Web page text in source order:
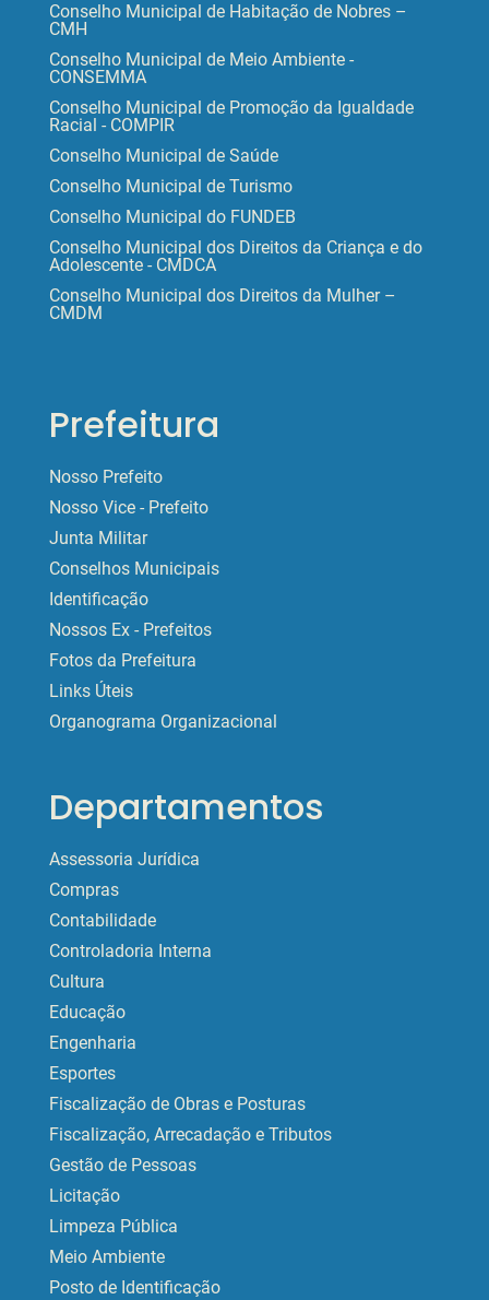
Conselho Municipal de Habitação de Nobres –
CMH
Conselho Municipal de Meio Ambiente -
CONSEMMA
Conselho Municipal de Promoção da Igualdade
Racial - COMPIR
Conselho Municipal de Saúde
Conselho Municipal de Turismo
Conselho Municipal do FUNDEB
Conselho Municipal dos Direitos da Criança e do
Adolescente - CMDCA
Conselho Municipal dos Direitos da Mulher –
CMDM
Prefeitura
Nosso Prefeito
Nosso Vice - Prefeito
Junta Militar
Conselhos Municipais
Identificação
Nossos Ex - Prefeitos
Fotos da Prefeitura
Links Úteis
Organograma Organizacional
Departamentos
Assessoria Jurídica
Compras
Contabilidade
Controladoria Interna
Cultura
Educação
Engenharia
Esportes
Fiscalização de Obras e Posturas
Fiscalização, Arrecadação e Tributos
Gestão de Pessoas
Licitação
Limpeza Pública
Meio Ambiente
Posto de Identificação